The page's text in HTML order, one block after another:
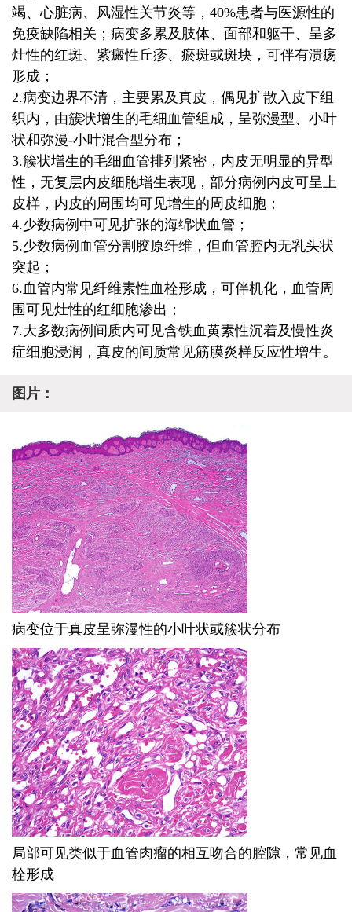
竭、心脏病、风湿性关节炎等，40%患者与医源性的
免疫缺陷相关；病变多累及肢体、面部和躯干、呈多
灶性的红斑、紫癜性丘疹、瘀斑或斑块，可伴有溃疡
形成；
2.病变边界不清，主要累及真皮，偶见扩散入皮下组
织内，由簇状增生的毛细血管组成，呈弥漫型、小叶
状和弥漫-小叶混合型分布；
3.簇状增生的毛细血管排列紧密，内皮无明显的异型
性，无复层内皮细胞增生表现，部分病例内皮可呈上
皮样，内皮的周围均可见增生的周皮细胞；
4.少数病例中可见扩张的海绵状血管；
5.少数病例血管分割胶原纤维，但血管腔内无乳头状
突起；
6.血管内常见纤维素性血栓形成，可伴机化，血管周
围可见灶性的红细胞渗出；
7.大多数病例间质内可见含铁血黄素性沉着及慢性炎
症细胞浸润，真皮的间质常见筋膜炎样反应性增生。
图片：
病变位于真皮呈弥漫性的小叶状或簇状分布
局部可见类似于血管肉瘤的相互吻合的腔隙，常见血
栓形成